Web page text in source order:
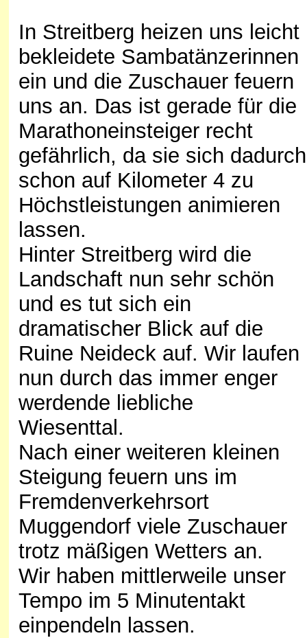
In Streitberg heizen uns leicht
bekleidete Sambatänzerinnen
ein und die Zuschauer feuern
uns an. Das ist gerade für die
Marathoneinsteiger recht
gefährlich, da sie sich dadurch
schon auf Kilometer 4 zu
Höchstleistungen animieren
lassen.
Hinter Streitberg wird die
Landschaft nun sehr schön
und es tut sich ein
dramatischer Blick auf die
Ruine Neideck auf. Wir laufen
nun durch das immer enger
werdende liebliche
Wiesenttal.
Nach einer weiteren kleinen
Steigung feuern uns im
Fremdenverkehrsort
Muggendorf viele Zuschauer
trotz mäßigen Wetters an.
Wir haben mittlerweile unser
Tempo im 5 Minutentakt
einpendeln lassen.